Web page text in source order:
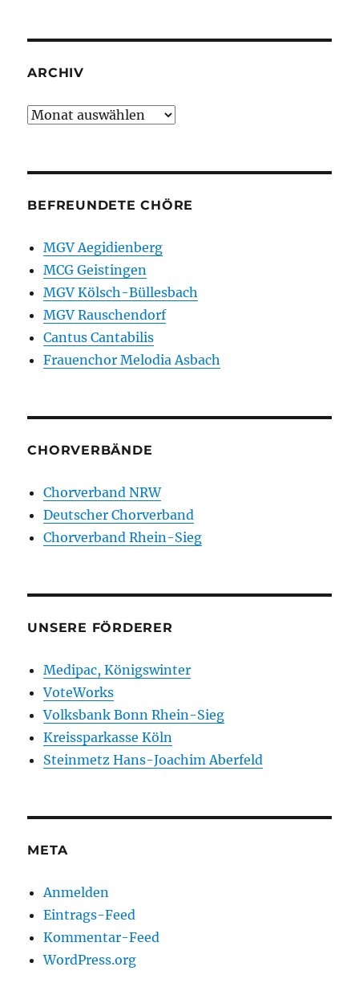
ARCHIV
Archiv
BEFREUNDETE CHÖRE
MGV Aegidienberg
MCG Geistingen
MGV Kölsch-Büllesbach
MGV Rauschendorf
Cantus Cantabilis
Frauenchor Melodia Asbach
CHORVERBÄNDE
Chorverband NRW
Deutscher Chorverband
Chorverband Rhein-Sieg
UNSERE FÖRDERER
Medipac, Königswinter
VoteWorks
Volksbank Bonn Rhein-Sieg
Kreissparkasse Köln
Steinmetz Hans-Joachim Aberfeld
META
Anmelden
Eintrags-Feed
Kommentar-Feed
WordPress.org